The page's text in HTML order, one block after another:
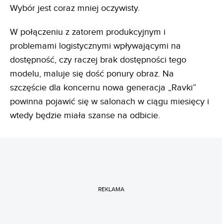
Wybór jest coraz mniej oczywisty.
W połączeniu z zatorem produkcyjnym i
problemami logistycznymi wpływającymi na
dostępność, czy raczej brak dostępności tego
modelu, maluje się dość ponury obraz. Na
szczęście dla koncernu nowa generacja „Ravki”
powinna pojawić się w salonach w ciągu miesięcy i
wtedy będzie miała szanse na odbicie.
REKLAMA